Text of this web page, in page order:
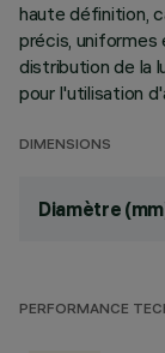
haute définition,
précis, uniformes
distribution de la
pour l'utilisation
DIMENSIONS
Diamètre
PERFORMANCE